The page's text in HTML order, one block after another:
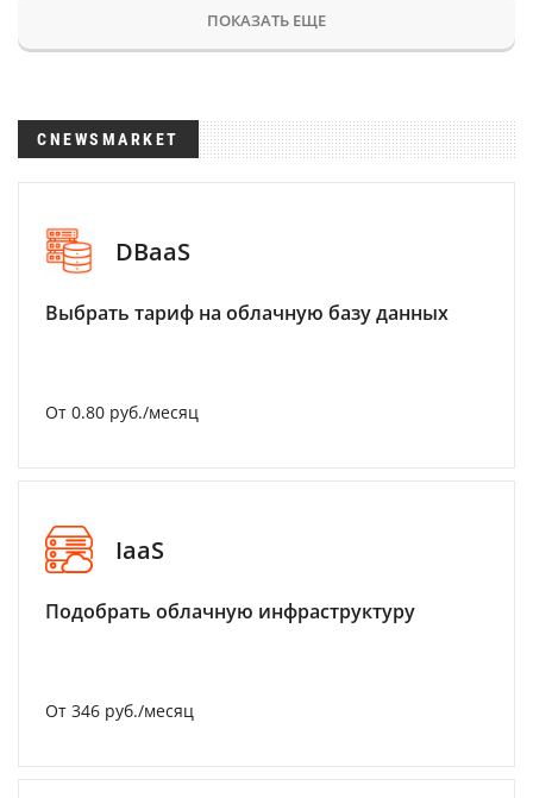
ПОКАЗАТЬ ЕЩЕ
CNEWSMARKET
DBaaS
Выбрать тариф на облачную базу данных
От 0.80 руб./месяц
IaaS
Подобрать облачную инфраструктуру
От 346 руб./месяц